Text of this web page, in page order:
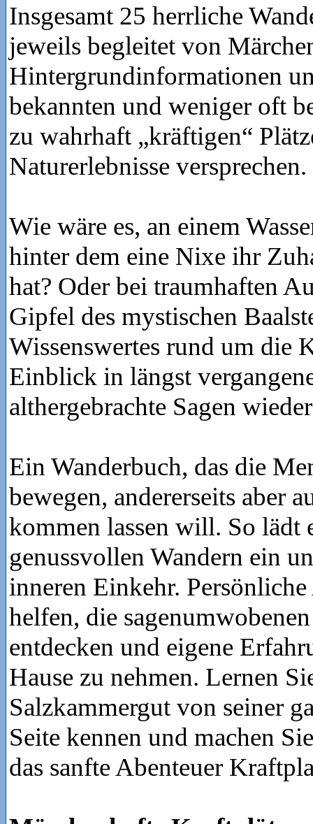
Insgesamt 25 herrliche
jeweils begleitet von
Hintergrundinformationen
bekannten und weniger oft
zu wahrhaft „kräftigen“
Naturerlebnisse versprechen.
Wie wäre es, an einem
hinter dem eine Nixe ihr
hat? Oder bei traumhaften
Gipfel des mystischen
Wissenswertes rund um die
Einblick in längst
althergebrachte Sagen
Ein Wanderbuch, das die
bewegen, andererseits aber
kommen lassen will. So lädt
genussvollen Wandern ein
inneren Einkehr.
helfen, die
entdecken und eigene
Hause zu nehmen. Lernen
Salzkammergut von seiner
Seite kennen und machen
das sanfte Abenteuer